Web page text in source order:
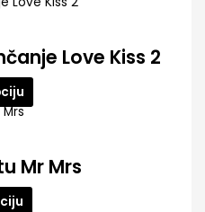
Love Kiss 2
Mr Mrs